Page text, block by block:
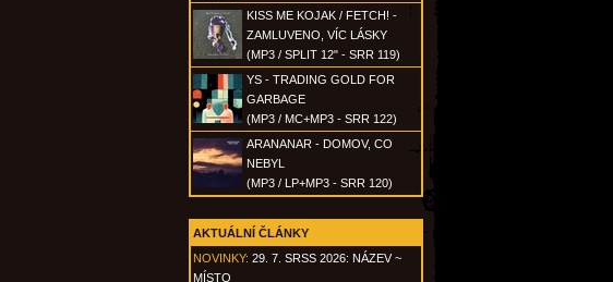
KISS ME KOJAK / FETCH! -
ZAMLUVENO, VÍC LÁSKY
(MP3 / SPLIT 12" - SRR 119)
YS - TRADING GOLD FOR
GARBAGE
(MP3 / MC+MP3 - SRR 122)
ARANANAR - DOMOV, CO
NEBYL
(MP3 / LP+MP3 - SRR 120)
AKTUÁLNÍ ČLÁNKY
NOVINKY: 29. 7. SRSS 2026: NÁZEV ~
MÍSTO